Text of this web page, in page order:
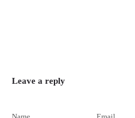
Leave a reply